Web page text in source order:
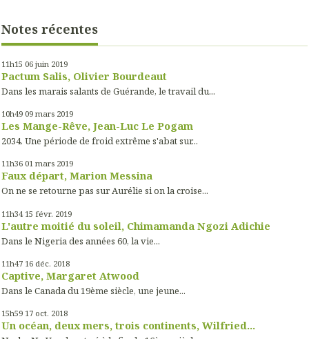
Notes récentes
11h15 06 juin 2019
Pactum Salis, Olivier Bourdeaut
Dans les marais salants de Guérande, le travail du...
10h49 09 mars 2019
Les Mange-Rêve, Jean-Luc Le Pogam
2034. Une période de froid extrême s'abat sur...
11h36 01 mars 2019
Faux départ, Marion Messina
On ne se retourne pas sur Aurélie si on la croise...
11h34 15 févr. 2019
L'autre moitié du soleil, Chimamanda Ngozi Adichie
Dans le Nigeria des années 60, la vie...
11h47 16 déc. 2018
Captive, Margaret Atwood
Dans le Canada du 19ème siècle, une jeune...
15h59 17 oct. 2018
Un océan, deux mers, trois continents, Wilfried...